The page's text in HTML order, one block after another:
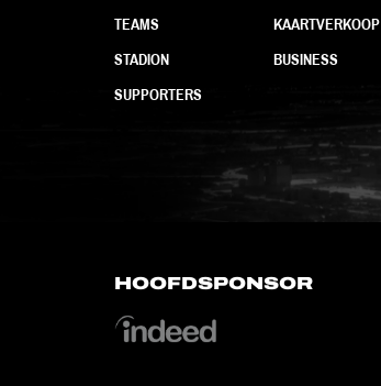
TEAMS
STADION
SUPPORTERS
KAARTVERKOOP
BUSINESS
HOOFDSPONSOR